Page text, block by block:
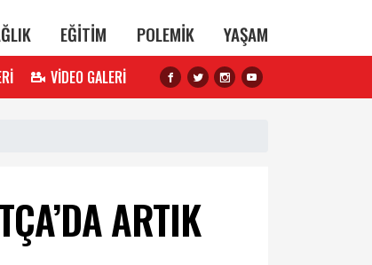
EĞİTİM POLEMİK YAŞAM
VİDEO GALERİ
ARTIK